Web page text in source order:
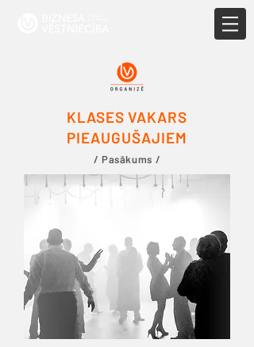
/ Pasākums /
KLASES VAKARS
PIEAUGUŠAJIEM